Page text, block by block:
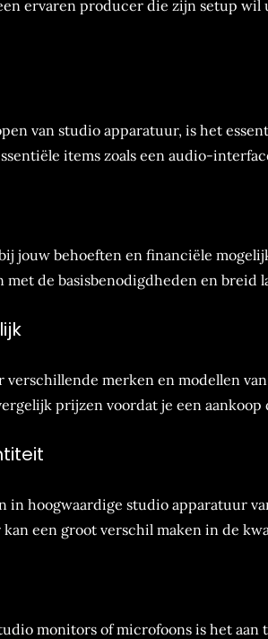
ervaren producer die zijn setup wil
van studio apparatuur, is het
items zoals een audio-
jouw behoeften en financiële
de basisbenodigdheden en breid
merken en modellen
prijzen voordat je een aankoop
in hoogwaardige studio apparatuur
een groot verschil maken in de
monitors of microfoons is het